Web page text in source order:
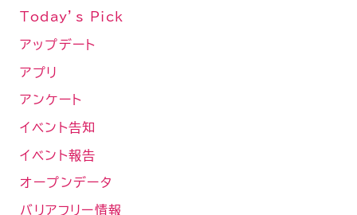
Today’s Pick
アップデート
アプリ
アンケート
イベント告知
イベント報告
オープンデータ
バリアフリー情報